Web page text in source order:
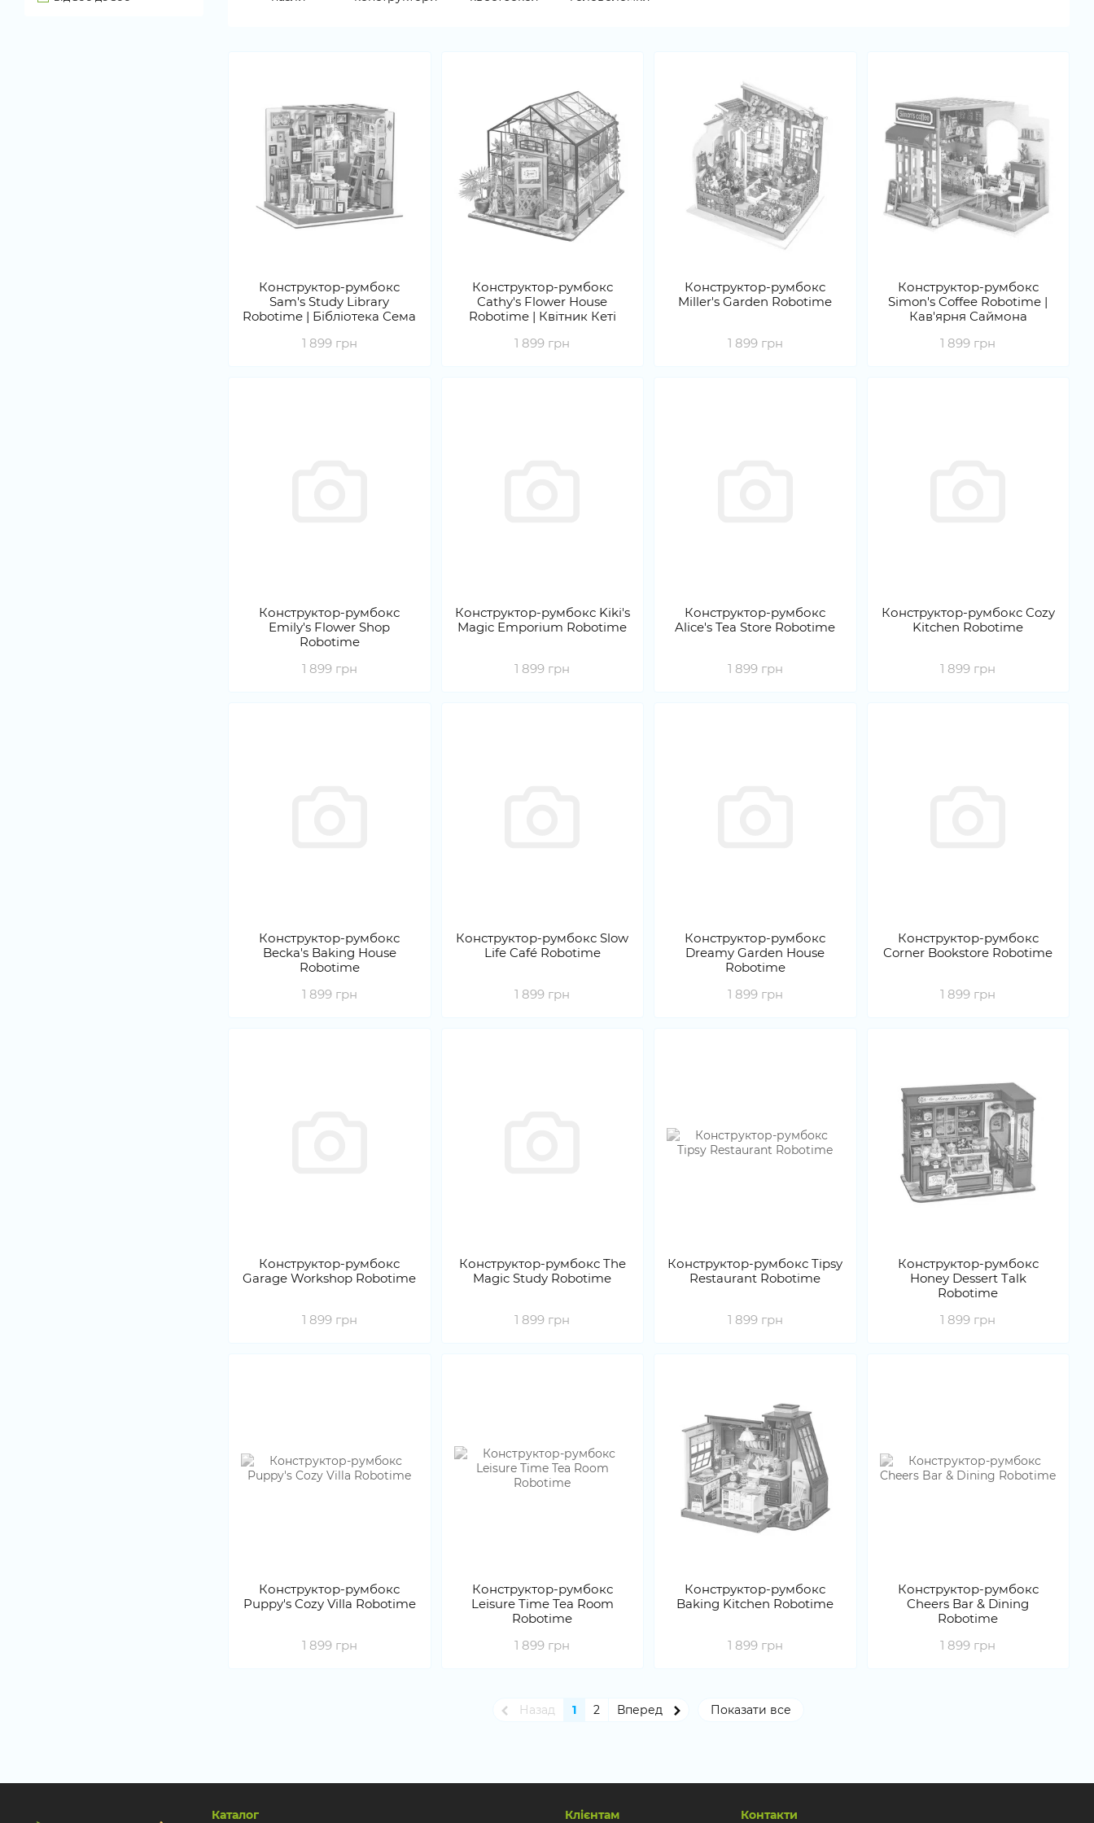
Конструктор-румбокс
Sam's Study Library
Robotime | Бібліотека Сема
1 899 грн
Конструктор-румбокс
Cathy's Flower House
Robotime | Квітник Кеті
1 899 грн
Конструктор-румбокс
Miller's Garden Robotime
1 899 грн
Конструктор-румбокс
Simon's Coffee Robotime |
Кав'ярня Саймона
1 899 грн
Конструктор-румбокс
Emily's Flower Shop
Robotime
1 899 грн
Конструктор-румбокс Kiki's
Magic Emporium Robotime
1 899 грн
Конструктор-румбокс
Alice's Tea Store Robotime
1 899 грн
Конструктор-румбокс Cozy
Kitchen Robotime
1 899 грн
Конструктор-румбокс
Becka's Baking House
Robotime
1 899 грн
Конструктор-румбокс Slow
Life Café Robotime
1 899 грн
Конструктор-румбокс
Dreamy Garden House
Robotime
1 899 грн
Конструктор-румбокс
Corner Bookstore Robotime
1 899 грн
Конструктор-румбокс
Garage Workshop Robotime
1 899 грн
Конструктор-румбокс The
Magic Study Robotime
1 899 грн
Конструктор-румбокс Tipsy
Restaurant Robotime
1 899 грн
Конструктор-румбокс
Honey Dessert Talk
Robotime
1 899 грн
Конструктор-румбокс
Puppy's Cozy Villa Robotime
1 899 грн
Конструктор-румбокс
Leisure Time Tea Room
Robotime
1 899 грн
Конструктор-румбокс
Baking Kitchen Robotime
1 899 грн
Конструктор-румбокс
Cheers Bar & Dining
Robotime
1 899 грн
Назад 1 2 Вперед Показати все
Каталог Клієнтам Контакти